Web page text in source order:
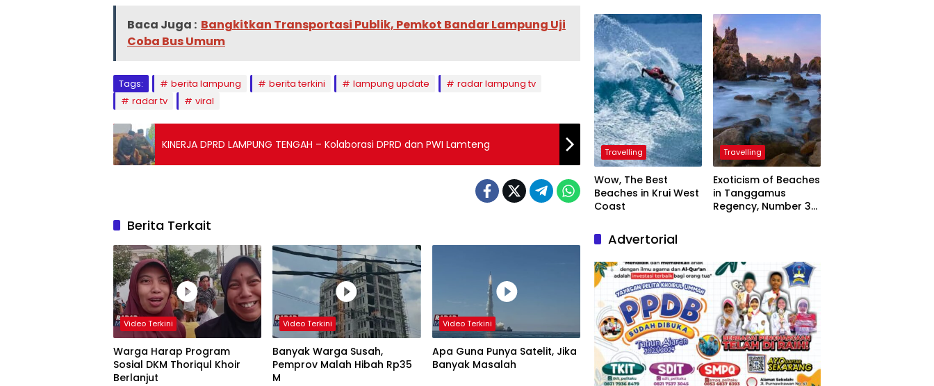
Baca Juga : Bangkitkan Transportasi Publik, Pemkot Bandar Lampung Uji
Coba Bus Umum
Tags: berita lampung berita terkini lampung update
radar lampung tv
radar tv
viral
KINERJA DPRD LAMPUNG TENGAH – Kolaborasi DPRD dan PWI Lamteng
Berita Terkait
Video Terkini
Warga Harap Program
Sosial DKM Thoriqul Khoir
Berlanjut
Video Terkini
Banyak Warga Susah,
Pemprov Malah Hibah Rp35
M
Video Terkini
Apa Guna Punya Satelit, Jika
Banyak Masalah
President
Travelling
Wow, The Best
Beaches in Krui West
Coast
Travelling
Exoticism of Beaches
in Tanggamus
Regency, Number 3
Advertorial